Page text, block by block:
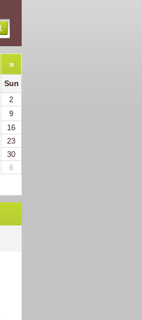
»
Sun
2
9
16
23
30
6